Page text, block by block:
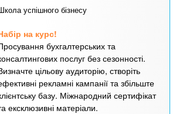
успішного бізнесу
на курс!
бухгалтерських та
послуг без сезонності.
цільову аудиторію, створіть
рекламні кампанії та збільште
базу. Міжнародний сертифікат
ексклюзивні матеріали.